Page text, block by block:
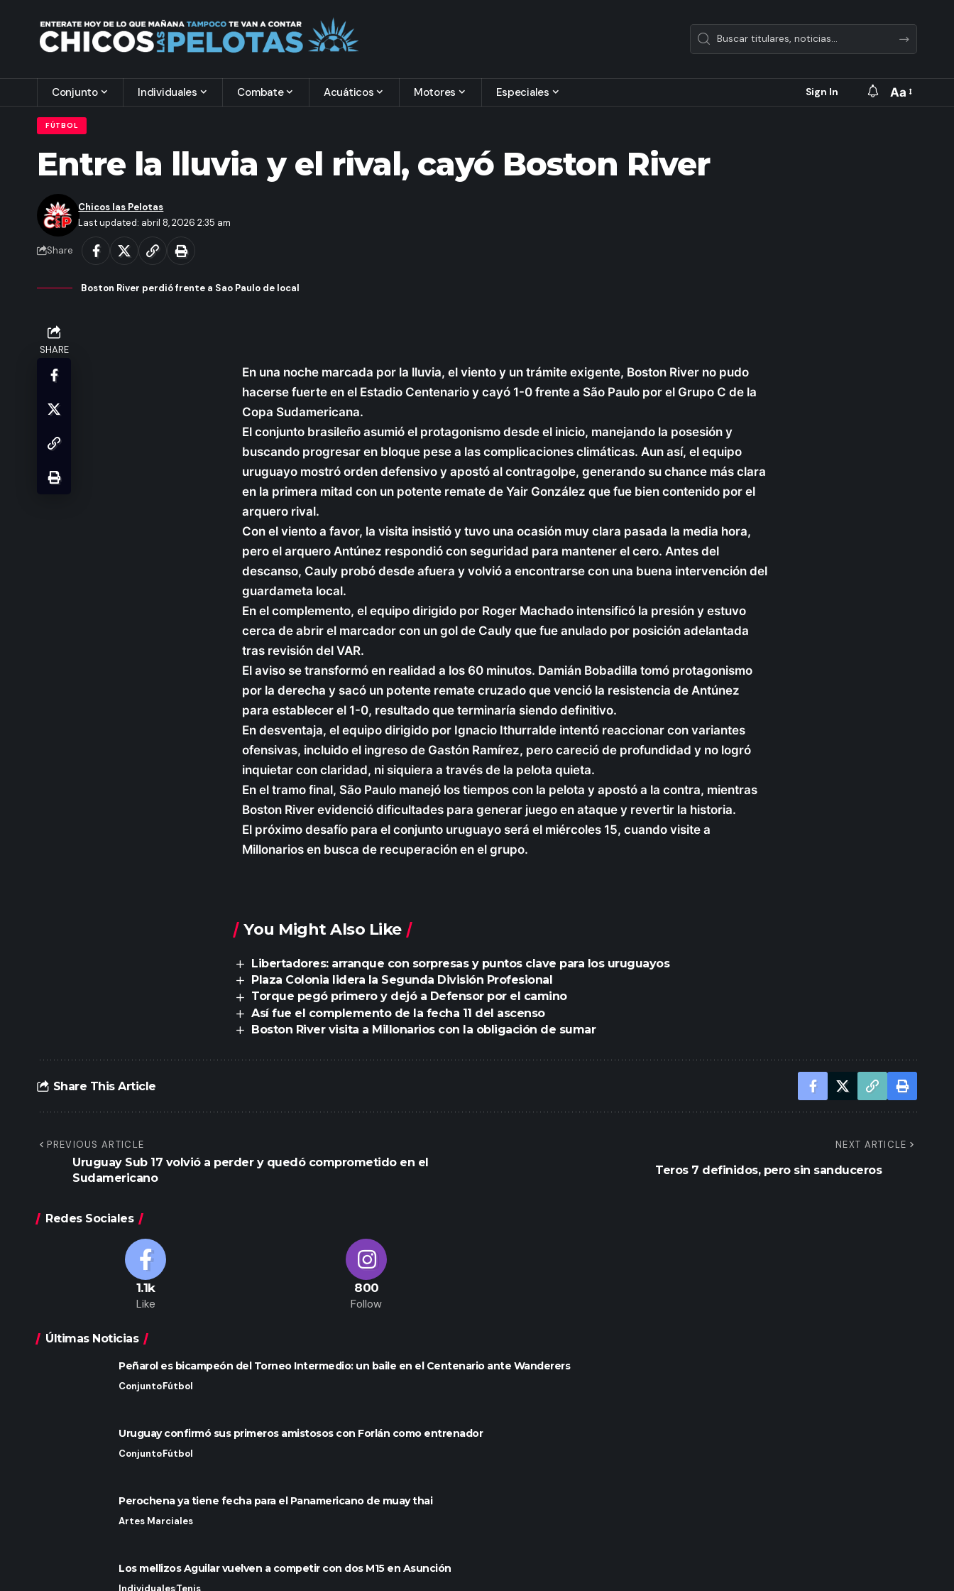
Conjunto Individuales Combate Acuáticos Motores Especiales Sign In Aa
FÚTBOL
Entre la lluvia y el rival, cayó Boston River
Last updated: abril 8, 2026 2:35 am
Chicos las Pelotas
Share
Boston River perdió frente a Sao Paulo de local
SHARE
En una noche marcada por la lluvia, el viento y un trámite exigente, Boston River no pudo
hacerse fuerte en el Estadio Centenario y cayó 1-0 frente a São Paulo por el Grupo C de la
Copa Sudamericana.
El conjunto brasileño asumió el protagonismo desde el inicio, manejando la posesión y
buscando progresar en bloque pese a las complicaciones climáticas. Aun así, el equipo
uruguayo mostró orden defensivo y apostó al contragolpe, generando su chance más clara
en la primera mitad con un potente remate de Yair González que fue bien contenido por el
arquero rival.
Con el viento a favor, la visita insistió y tuvo una ocasión muy clara pasada la media hora,
pero el arquero Antúnez respondió con seguridad para mantener el cero. Antes del
descanso, Cauly probó desde afuera y volvió a encontrarse con una buena intervención del
guardameta local.
En el complemento, el equipo dirigido por Roger Machado intensificó la presión y estuvo
cerca de abrir el marcador con un gol de Cauly que fue anulado por posición adelantada
tras revisión del VAR.
El aviso se transformó en realidad a los 60 minutos. Damián Bobadilla tomó protagonismo
por la derecha y sacó un potente remate cruzado que venció la resistencia de Antúnez
para establecer el 1-0, resultado que terminaría siendo definitivo.
En desventaja, el equipo dirigido por Ignacio Ithurralde intentó reaccionar con variantes
ofensivas, incluido el ingreso de Gastón Ramírez, pero careció de profundidad y no logró
inquietar con claridad, ni siquiera a través de la pelota quieta.
En el tramo final, São Paulo manejó los tiempos con la pelota y apostó a la contra, mientras
Boston River evidenció dificultades para generar juego en ataque y revertir la historia.
El próximo desafío para el conjunto uruguayo será el miércoles 15, cuando visite a
Millonarios en busca de recuperación en el grupo.
You Might Also Like
Libertadores: arranque con sorpresas y puntos clave para los uruguayos
Plaza Colonia lidera la Segunda División Profesional
Torque pegó primero y dejó a Defensor por el camino
Así fue el complemento de la fecha 11 del ascenso
Boston River visita a Millonarios con la obligación de sumar
Share This Article
PREVIOUS ARTICLE
Uruguay Sub 17 volvió a perder y quedó comprometido en el
Sudamericano
NEXT ARTICLE
Teros 7 definidos, pero sin sanduceros
Redes Sociales
1.1k
Like
800
Follow
Últimas Noticias
Peñarol es bicampeón del Torneo Intermedio: un baile en el Centenario ante Wanderers
ConjuntoFútbol
Uruguay confirmó sus primeros amistosos con Forlán como entrenador
ConjuntoFútbol
Perochena ya tiene fecha para el Panamericano de muay thai
Artes Marciales
Los mellizos Aguilar vuelven a competir con dos M15 en Asunción
IndividualesTenis